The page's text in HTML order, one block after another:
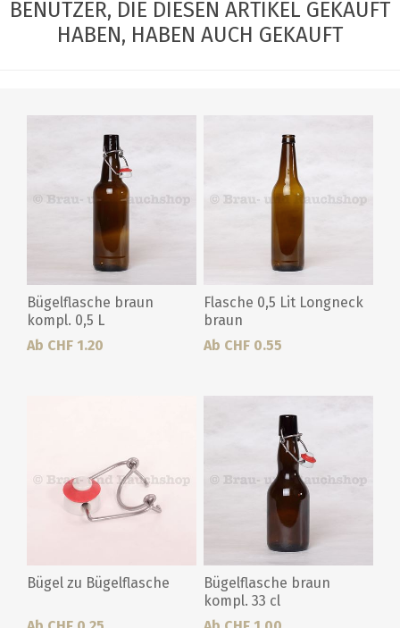
BENUTZER, DIE DIESEN ARTIKEL GEKAUFT
HABEN, HABEN AUCH GEKAUFT
Bügelflasche braun
kompl. 0,5 L
Ab CHF 1.20
Flasche 0,5 Lit Longneck
braun
Ab CHF 0.55
Bügel zu Bügelflasche
Bügelflasche braun
kompl. 33 cl